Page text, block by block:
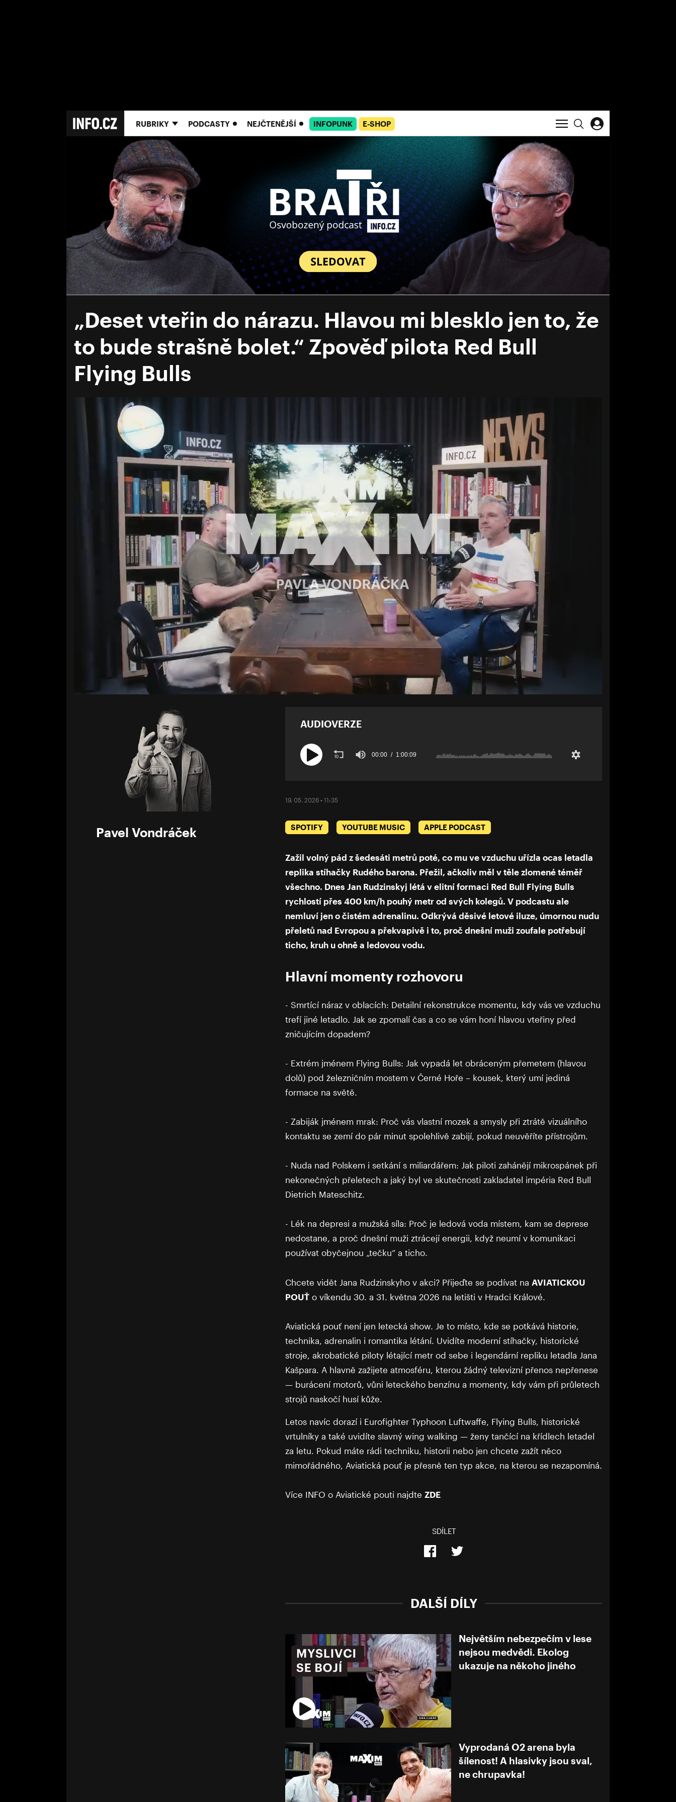
RUBRIKY PODCASTY NEJČTENĚJŠÍ INFOPUNK E-SHOP
„Deset vteřin do nárazu. Hlavou mi blesklo jen to, že
to bude strašně bolet.“ Zpověď pilota Red Bull
Flying Bulls
Pavel Vondráček
AUDIOVERZE
00:00 1:00:09
19. 05. 2026 • 11:35
SPOTIFY YOUTUBE MUSIC APPLE PODCAST
Zažil volný pád z šedesáti metrů poté, co mu ve vzduchu uřízla ocas letadla
replika stíhačky Rudého barona. Přežil, ačkoliv měl v těle zlomené téměř
všechno. Dnes Jan Rudzinskyj létá v elitní formaci Red Bull Flying Bulls
rychlostí přes 400 km/h pouhý metr od svých kolegů. V podcastu ale
nemluví jen o čistém adrenalinu. Odkrývá děsivé letové iluze, úmornou nudu
přeletů nad Evropou a překvapivě i to, proč dnešní muži zoufale potřebují
ticho, kruh u ohně a ledovou vodu.
Hlavní momenty rozhovoru
- Smrtící náraz v oblacích: Detailní rekonstrukce momentu, kdy vás ve vzduchu
trefí jiné letadlo. Jak se zpomalí čas a co se vám honí hlavou vteřiny před
zničujícím dopadem?
- Extrém jménem Flying Bulls: Jak vypadá let obráceným přemetem (hlavou
dolů) pod železničním mostem v Černé Hoře – kousek, který umí jediná
formace na světě.
- Zabiják jménem mrak: Proč vás vlastní mozek a smysly při ztrátě vizuálního
kontaktu se zemí do pár minut spolehlivě zabijí, pokud neuvěříte přístrojům.
- Nuda nad Polskem i setkání s miliardářem: Jak piloti zahánějí mikrospánek při
nekonečných přeletech a jaký byl ve skutečnosti zakladatel impéria Red Bull
Dietrich Mateschitz.
- Lék na depresi a mužská síla: Proč je ledová voda místem, kam se deprese
nedostane, a proč dnešní muži ztrácejí energii, když neumí v komunikaci
používat obyčejnou „tečku“ a ticho.
Chcete vidět Jana Rudzinskyho v akci? Přijeďte se podívat na AVIATICKOU
POUŤ o víkendu 30. a 31. května 2026 na letišti v Hradci Králové.
Aviatická pouť není jen letecká show. Je to místo, kde se potkává historie,
technika, adrenalin i romantika létání. Uvidíte moderní stíhačky, historické
stroje, akrobatické piloty létající metr od sebe i legendární repliku letadla Jana
Kašpara. A hlavně zažijete atmosféru, kterou žádný televizní přenos nepřenese
— burácení motorů, vůni leteckého benzínu a momenty, kdy vám při průletech
strojů naskočí husí kůže.
Letos navíc dorazí i Eurofighter Typhoon Luftwaffe, Flying Bulls, historické
vrtulníky a také uvidíte slavný wing walking — ženy tančící na křídlech letadel
za letu. Pokud máte rádi techniku, historii nebo jen chcete zažít něco
mimořádného, Aviatická pouť je přesně ten typ akce, na kterou se nezapomíná.
Více INFO o Aviatické pouti najdte ZDE
SDÍLET
DALŠÍ DÍLY
Největším nebezpečím v lese
nejsou medvědi. Ekolog
ukazuje na někoho jiného
Vyprodaná O2 arena byla
šílenost! A hlasivky jsou sval,
ne chrupavka!